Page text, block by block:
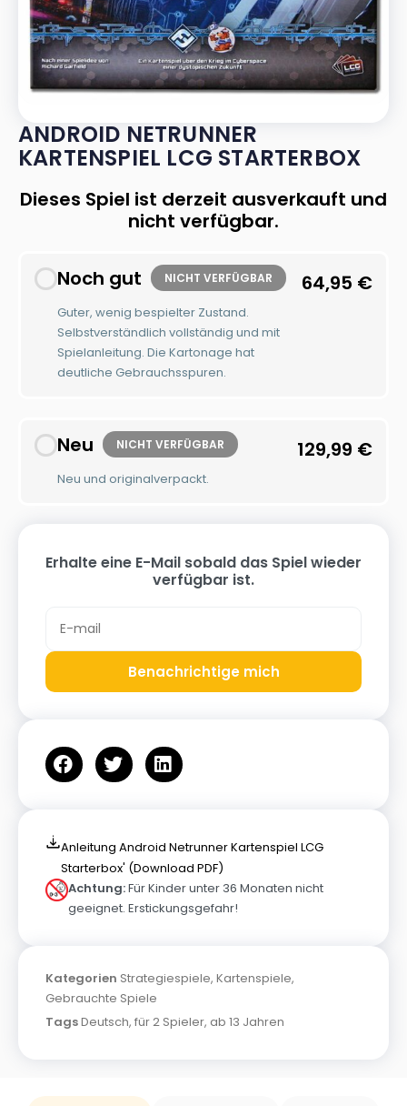
ANDROID NETRUNNER
KARTENSPIEL LCG STARTERBOX
Dieses Spiel ist derzeit ausverkauft und
nicht verfügbar.
Noch gut NICHT VERFÜGBAR
Guter, wenig bespielter Zustand.
Selbstverständlich vollständig und mit
Spielanleitung. Die Kartonage hat
deutliche Gebrauchsspuren.
64,95 €
Neu NICHT VERFÜGBAR
Neu und originalverpackt.
129,99 €
Erhalte eine E-Mail sobald das Spiel wieder
verfügbar ist.
Benachrichtige mich
Anleitung Android Netrunner Kartenspiel LCG
Starterbox' (Download PDF)
Achtung:Für Kinder unter 36 Monaten nicht
geeignet. Erstickungsgefahr!
Kategorien Strategiespiele, Kartenspiele,
Gebrauchte Spiele
TagsDeutsch, für 2 Spieler, ab 13 Jahren